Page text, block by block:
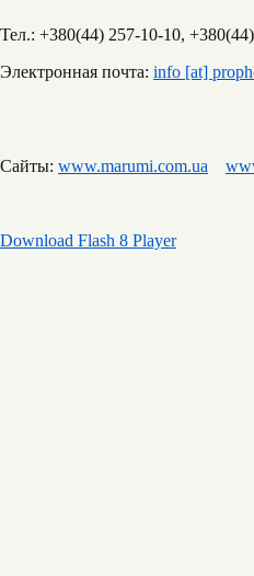
Тел.: +380(44) 257-10-10,
Электронная почта: info [at]
Сайты: www.marumi.com.ua
Download Flash 8 Player